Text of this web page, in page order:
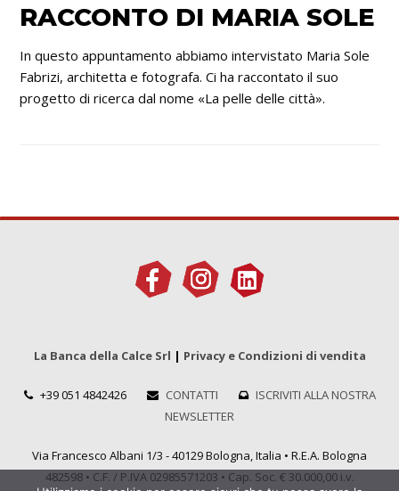
RACCONTO DI MARIA SOLE
In questo appuntamento abbiamo intervistato Maria Sole
Fabrizi, architetta e fotografa. Ci ha raccontato il suo
progetto di ricerca dal nome «La pelle delle città».
La Banca della Calce Srl | Privacy e Condizioni di vendita
+39 051 4842426 CONTATTI
ISCRIVITI ALLA NOSTRA
NEWSLETTER
Via Francesco Albani 1/3 - 40129 Bologna, Italia • R.E.A. Bologna
482598 • C.F. / P.IVA 02985571203 • Cap. Soc. € 30.000,00 i.v.